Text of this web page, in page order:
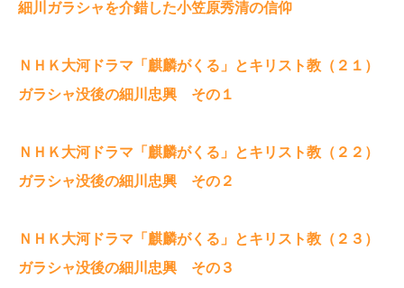
細川ガラシャを介錯した小笠原秀清の信仰
ＮＨＫ大河ドラマ「麒麟がくる」とキリスト教（２１）
ガラシャ没後の細川忠興 その１
ＮＨＫ大河ドラマ「麒麟がくる」とキリスト教（２２）
ガラシャ没後の細川忠興 その２
ＮＨＫ大河ドラマ「麒麟がくる」とキリスト教（２３）
ガラシャ没後の細川忠興 その３